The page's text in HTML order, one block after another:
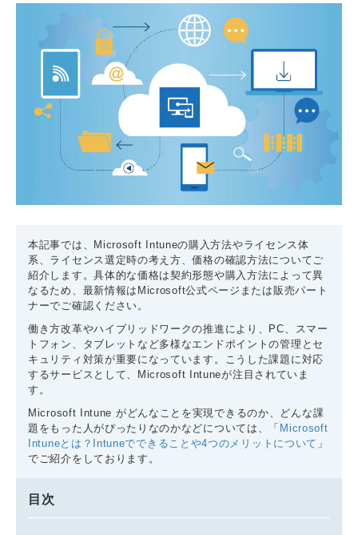
本記事では、Microsoft Intuneの購入方法やライセンス体
系、ライセンス選定時の考え方、価格の確認方法についてご
紹介します。具体的な価格は契約形態や購入方法によって異
なるため、最新情報はMicrosoft公式ページまたは販売パート
ナーでご確認ください。
働き方改革やハイブリッドワークの推進により、PC、スマー
トフォン、タブレットなど多様なエンドポイントの管理とセ
キュリティ対策が重要になっています。こうした課題に対応
するサービスとして、Microsoft Intuneが注目されていま
す。
Microsoft Intune がどんなことを実現できるのか、どんな課
題をもった人がぴったりなのかなどについては、「 Microsoft
Intuneとは？Intuneでできることや4つのメリットについて 」
でご紹介をしております。
目次